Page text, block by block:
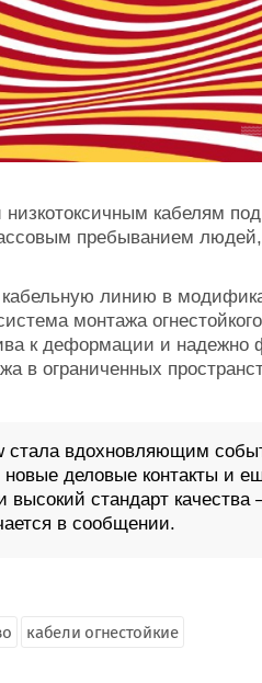
кабелям
пребыванием людей,
кабельную линию в
монтажа
к деформации и надежно
в ограниченных
стала вдохновляющим
деловые контакты и
высокий стандарт
в сообщении.
кабели огнестойкие